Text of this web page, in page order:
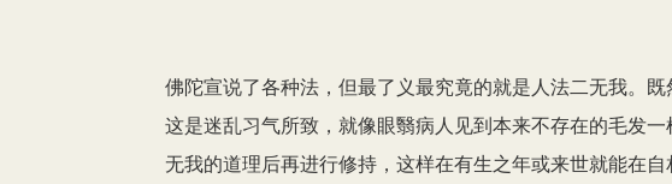
佛陀宣说了各种法，但最了义最究竟的就是人法二无我。
这是迷乱习气所致，就像眼翳病人见到本来不存在的毛发
无我的道理后再进行修持，这样在有生之年或来世就能在